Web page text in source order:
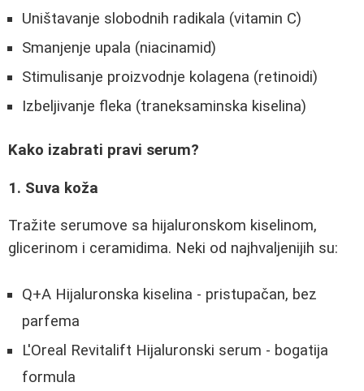
Uništavanje slobodnih radikala (vitamin C)
Smanjenje upala (niacinamid)
Stimulisanje proizvodnje kolagena (retinoidi)
Izbeljivanje fleka (traneksaminska kiselina)
Kako izabrati pravi serum?
1. Suva koža
Tražite serumove sa hijaluronskom kiselinom,
glicerinom i ceramidima. Neki od najhvaljenijih su:
Q+A Hijaluronska kiselina - pristupačan, bez
parfema
L'Oreal Revitalift Hijaluronski serum - bogatija
formula